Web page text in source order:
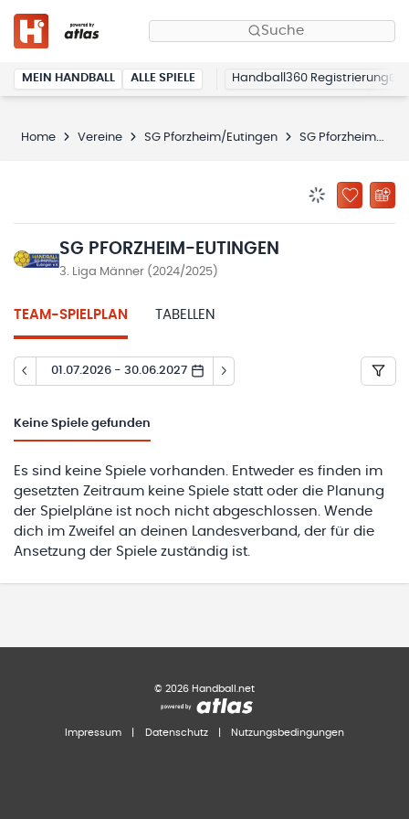
Suche
MEIN HANDBALL ALLE SPIELE Handball360 Registrierung
Home Vereine SG Pforzheim/Eutingen SG Pforzheim-Eutingen
ZU
SG PFORZHEIM-EUTINGEN
3. Liga Männer (2024/2025)
TEAM-SPIELPLAN TABELLEN
01.07.2026 - 30.06.2027
Keine Spiele gefunden
Es sind keine Spiele vorhanden. Entweder es finden im
gesetzten Zeitraum keine Spiele statt oder die Planung
der Spielpläne ist noch nicht abgeschlossen. Wende
dich im Zweifel an deinen Landesverband, der für die
Ansetzung der Spiele zuständig ist.
© 2026 Handball.net
Impressum Datenschutz Nutzungsbedingungen